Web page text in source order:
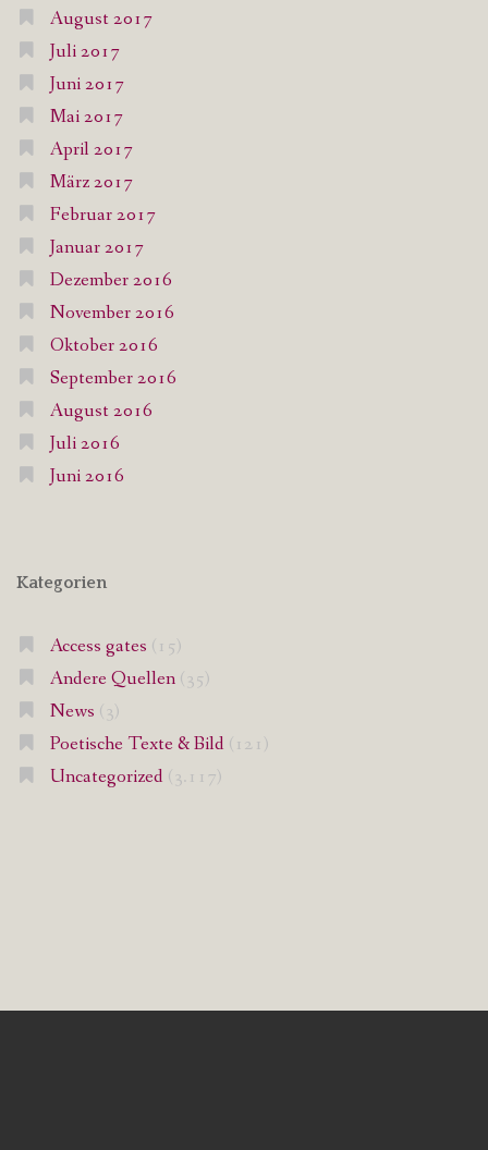
August 2017
Juli 2017
Juni 2017
Mai 2017
April 2017
März 2017
Februar 2017
Januar 2017
Dezember 2016
November 2016
Oktober 2016
September 2016
August 2016
Juli 2016
Juni 2016
Kategorien
Access gates (15)
Andere Quellen(35)
News (3)
Poetische Texte & Bild (121)
Uncategorized (3.117)